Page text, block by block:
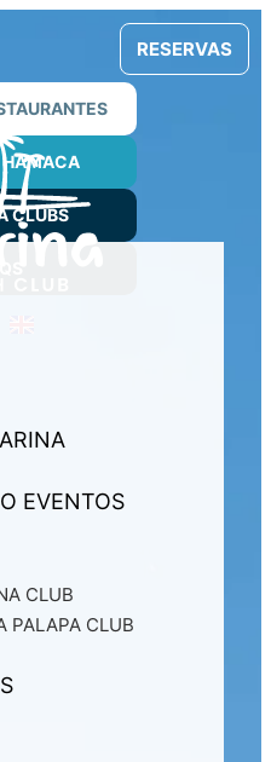
EVENTOS
CLUB
PALAPA CLUB
RESERVAS
HAMACA
CLUBS